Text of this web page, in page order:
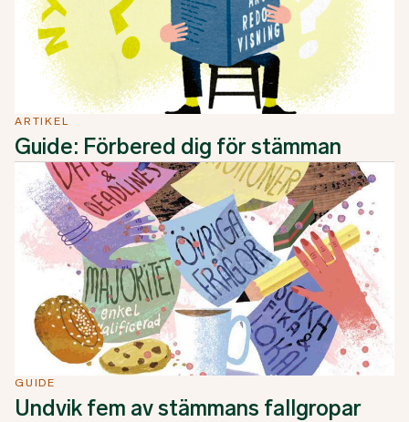
ARTIKEL
Guide: Förbered dig för stämman
GUIDE
Undvik fem av stämmans fallgropar